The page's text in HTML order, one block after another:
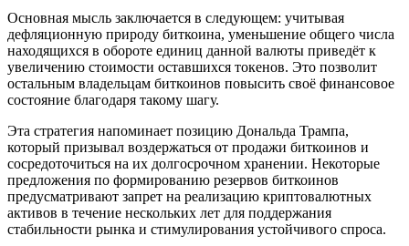
Основная мысль заключается в следующем: учитывая
дефляционную природу биткоина, уменьшение общего числа
находящихся в обороте единиц данной валюты приведёт к
увеличению стоимости оставшихся токенов. Это позволит
остальным владельцам биткоинов повысить своё финансовое
состояние благодаря такому шагу.
Эта стратегия напоминает позицию Дональда Трампа,
который призывал воздержаться от продажи биткоинов и
сосредоточиться на их долгосрочном хранении. Некоторые
предложения по формированию резервов биткоинов
предусматривают запрет на реализацию криптовалютных
активов в течение нескольких лет для поддержания
стабильности рынка и стимулирования устойчивого спроса.